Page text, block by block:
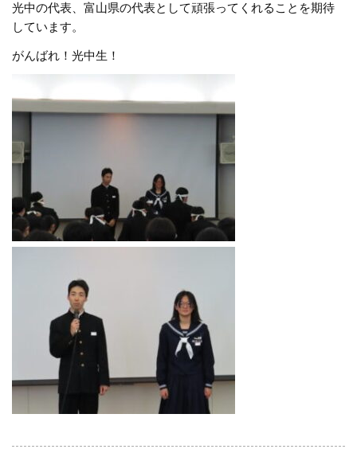
光中の代表、富山県の代表として頑張ってくれることを期待
しています。
がんばれ！光中生！